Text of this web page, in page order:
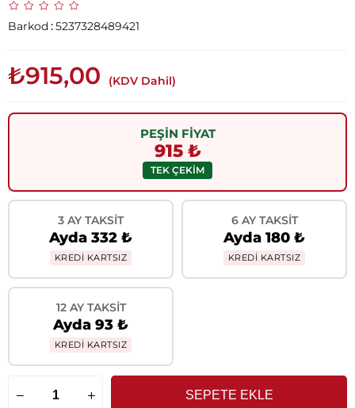
Barkod:5237328489421
₺915,00 (KDV Dahil)
PEŞİN FİYAT
915 ₺
TEK ÇEKİM
3 AY TAKSIT
Ayda 332 ₺
KREDİ KARTSIZ
6 AY TAKSIT
Ayda 180 ₺
KREDİ KARTSIZ
12 AY TAKSIT
Ayda 93 ₺
KREDİ KARTSIZ